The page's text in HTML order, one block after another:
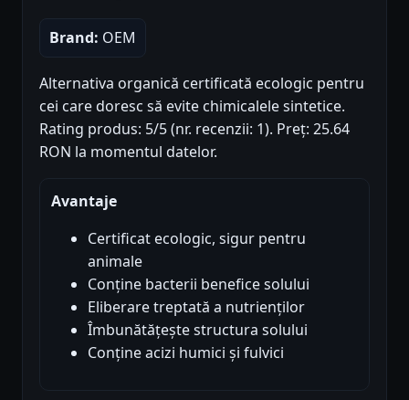
Brand: OEM
Alternativa organică certificată ecologic pentru
cei care doresc să evite chimicalele sintetice.
Rating produs: 5/5 (nr. recenzii: 1). Preț: 25.64
RON la momentul datelor.
Avantaje
Certificat ecologic, sigur pentru
animale
Conține bacterii benefice solului
Eliberare treptată a nutrienților
Îmbunătățește structura solului
Conține acizi humici și fulvici